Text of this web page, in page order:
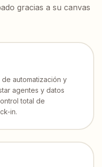
gracias a su canvas
automatización y
agentes y datos
total de
in.